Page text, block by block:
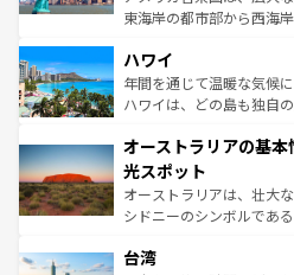
者向けの交通パス提供の
着のスイス情報は
東海岸の都市部から西海
のような巨大都市は、観
ンメントが詰まった刺激
西部には大自然が広がり
部のニューオーリンズで
文化が魅力。旅行者はア
しみながら、その多様性
るだろう。車でのロード
情報は
ハワイ
年間を通じて温暖な気候
ハワイは、どの島も独自
ワイ島は見逃せない。ま
島だが、静かな自然を求
おすすめ。エメラルドグ
文化や歴史が息づいてい
人々、おいしいローカル
オーストラリアの基
光スポット
オーストラリアは、壮大
シドニーのシンボルであ
リアリーフや大陸中央部
台湾